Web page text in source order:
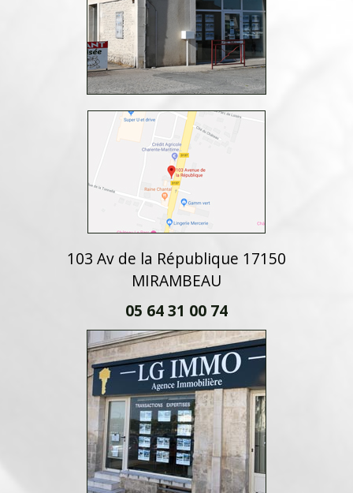
103 Av de la République 17150
MIRAMBEAU
05 64 31 00 74